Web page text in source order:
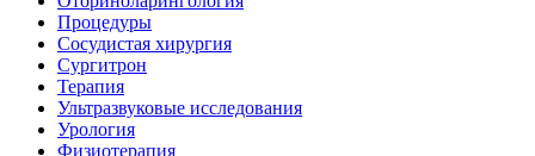
Процедуры
Сосудистая хирургия
Сургитрон
Терапия
Ультразвуковые исследования
Урология
Физиотерапия